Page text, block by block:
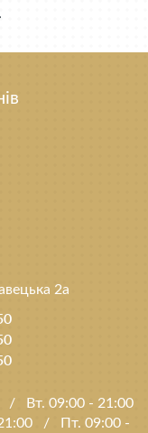
2а
/
Вт. 09:00 - 21:00
/ Пт. 09:00 -